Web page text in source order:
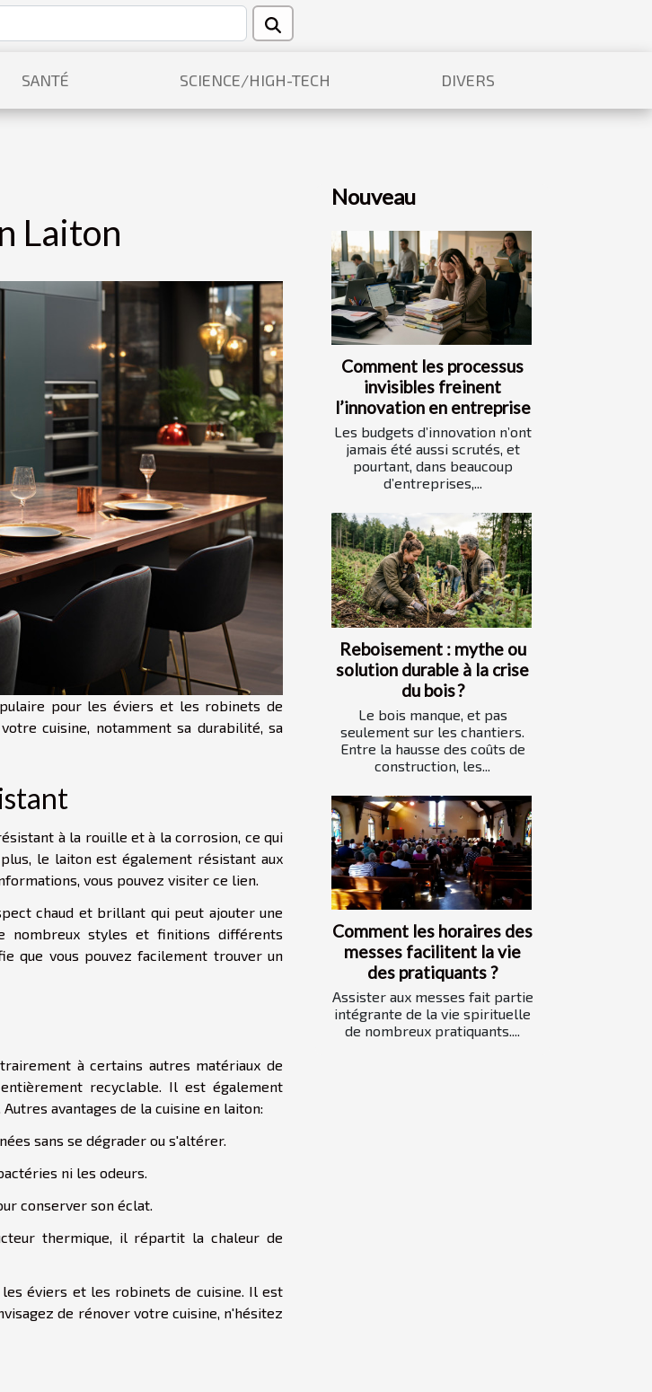
SANTÉ SCIENCE/HIGH-TECH DIVERS
Laiton
pour les éviers et les robinets de
cuisine, notamment sa durabilité, sa
à la rouille et à la corrosion, ce qui
le laiton est également résistant aux
vous pouvez visiter ce lien
chaud et brillant qui peut ajouter une
nombreux styles et finitions différents
que vous pouvez facilement trouver un
à certains autres matériaux de
recyclable. Il est également
avantages de la cuisine en laiton:
sans se dégrader ou s'altérer.
ni les odeurs.
conserver son éclat.
thermique, il répartit la chaleur de
éviers et les robinets de cuisine. Il est
de rénover votre cuisine, n'hésitez
Nouveau
Comment les processus
invisibles freinent
l’innovation en entreprise
Les budgets d’innovation n’ont
jamais été aussi scrutés, et
pourtant, dans beaucoup
d’entreprises,...
Reboisement : mythe ou
solution durable à la crise
du bois ?
Le bois manque, et pas
seulement sur les chantiers.
Entre la hausse des coûts de
construction, les...
Comment les horaires des
messes facilitent la vie
des pratiquants ?
Assister aux messes fait partie
intégrante de la vie spirituelle
de nombreux pratiquants....